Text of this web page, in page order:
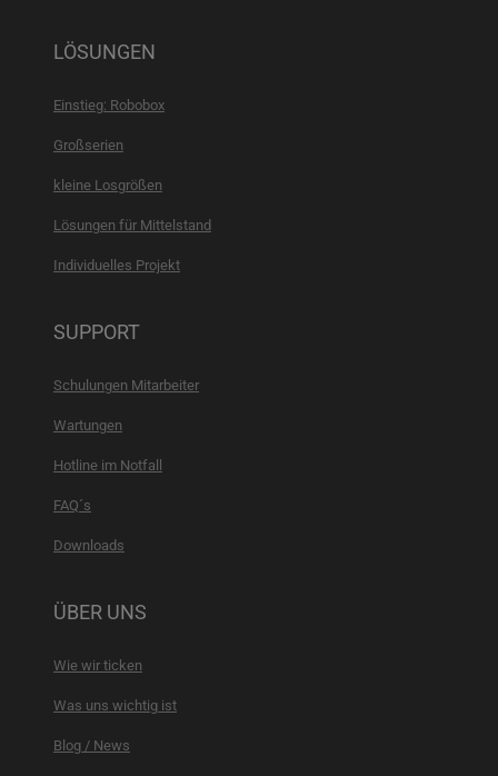
LÖSUNGEN
Einstieg: Robobox
Großserien
kleine Losgrößen
Lösungen für Mittelstand
Individuelles Projekt
SUPPORT
Schulungen Mitarbeiter
Wartungen
Hotline im Notfall
FAQ´s
Downloads
ÜBER UNS
Wie wir ticken
Was uns wichtig ist
Blog / News